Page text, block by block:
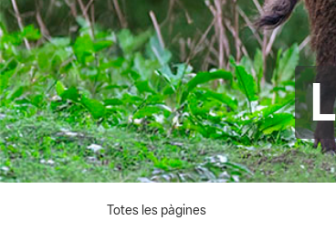
Totes les pàgines